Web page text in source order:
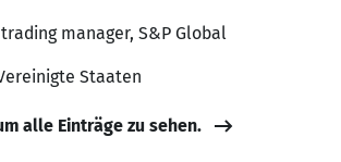
manager, S&P Global
Staaten
alle Einträge zu sehen.